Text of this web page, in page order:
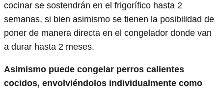
cocinar se sostendrán en el frigorífico hasta 2
semanas, si bien asimismo se tienen la posibilidad de
poner de manera directa en el congelador donde van
a durar hasta 2 meses.
Asimismo puede congelar perros calientes
cocidos, envolviéndolos individualmente como